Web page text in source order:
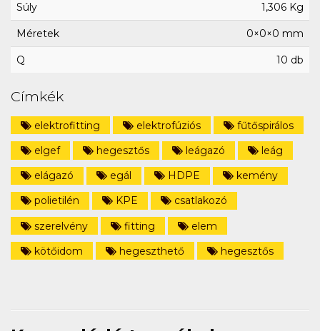
Súly 1,306 Kg
Méretek 0×0×0 mm
Q 10 db
Címkék
elektrofitting elektrofúziós
fűtőspirálos
elgef
hegesztős leágazó
leág
elágazó
egál HDPE
kemény
polietilén
KPE
csatlakozó
szerelvény
fitting
elem
kötőidom
hegeszthető hegesztős